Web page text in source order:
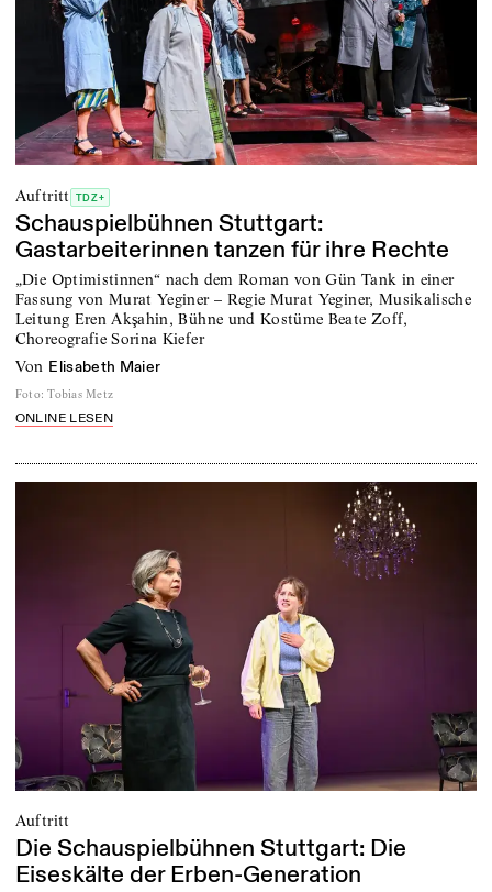
Auftritt TDZ+
Schauspielbühnen Stuttgart:
Gastarbeiterinnen tanzen für ihre Rechte
„Die Optimistinnen“ nach dem Roman von Gün Tank in einer
Fassung von Murat Yeginer – Regie Murat Yeginer, Musikalische
Leitung Eren Akşahin, Bühne und Kostüme Beate Zoff,
Choreografie Sorina Kiefer
von Elisabeth Maier
Foto: Tobias Metz
ONLINE LESEN
Auftritt
Die Schauspielbühnen Stuttgart: Die
Eiseskälte der Erben-Generation